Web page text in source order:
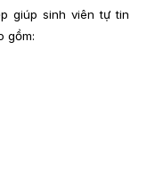
giúp sinh viên tự tin
gồm: